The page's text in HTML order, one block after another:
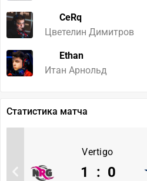
CeRq
Цветелин Димитров
Ethan
Итан Арнольд
Статистика матча
Vertigo
1 : 0